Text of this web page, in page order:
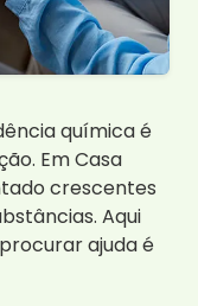
química é
Em Casa
crescentes
Aqui
ajuda é